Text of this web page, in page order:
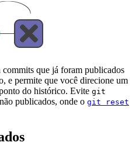
commits que já foram publicados
e permite que você direcione um
do histórico. Evite git
publicados, onde o git reset